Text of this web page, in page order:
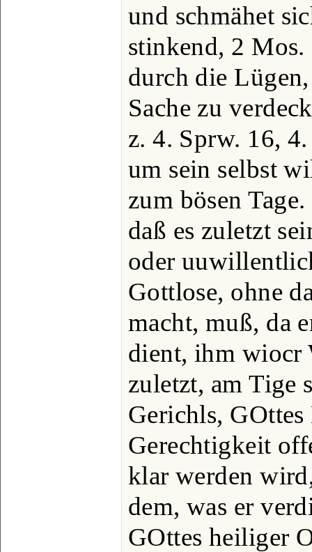
und schmähet
stinkend, 2
durch die
Sache zu
z. 4. Sprw. 16,
um sein selbst
zum bösen
daß es zuletzt
oder
Gottlose, ohne
macht, muß, da
dient, ihm wiocr
zuletzt, am Tige
Gerichls,
Gerechtigkeit
klar werden
dem, was er
GOttes heiliger